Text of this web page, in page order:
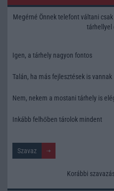
Megérné Önnek telefont váltani
tárhellyel
Igen, a tárhely nagyon fontos
Talán, ha más fejlesztések is vannak
Nem, nekem a mostani tárhely is
Inkább felhőben tárolok mindent
Korábbi